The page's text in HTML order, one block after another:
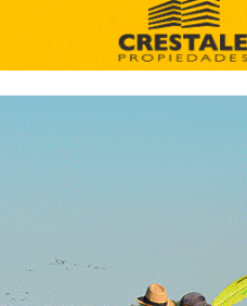
Información
Precisa.